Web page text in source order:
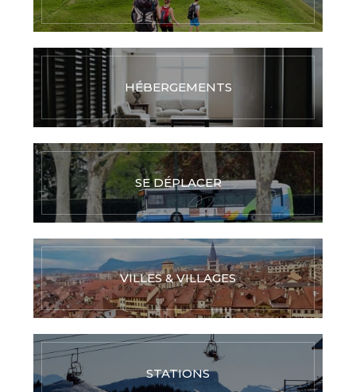
HÉBERGEMENTS
SE DÉPLACER
VILLES & VILLAGES
STATIONS